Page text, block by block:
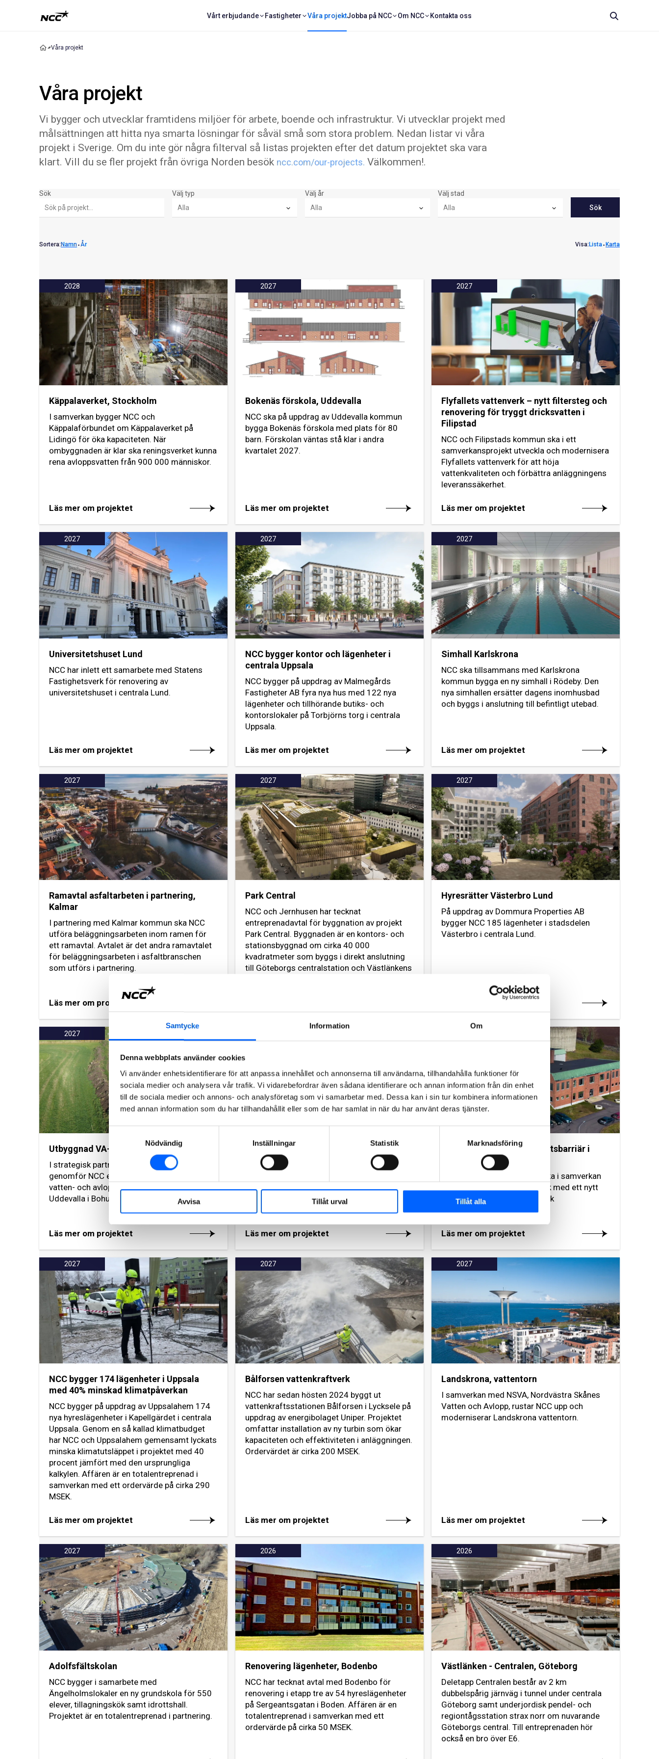
Samtycke Information Om
Denna webbplats använder cookies
Vi använder enhetsidentifierare för att anpassa innehållet och annonserna till användarna, tillhandahålla funktioner för
sociala medier och analysera vår trafik. Vi vidarebefordrar även sådana identifierare och annan information från din enhet
till de sociala medier och annons- och analysföretag som vi samarbetar med. Dessa kan i sin tur kombinera informationen
med annan information som du har tillhandahållit eller som de har samlat in när du har använt deras tjänster.
Samtyckesval
Nödvändig
Inställningar Statistik Marknadsföring
Avvisa Tillåt urval Tillåt alla
Vårt erbjudande Fastigheter Våra projektJobba på NCC Om NCC Kontakta oss
Våra projekt
Våra projekt
Vi bygger och utvecklar framtidens miljöer för arbete, boende och infrastruktur. Vi utvecklar projekt med
målsättningen att hitta nya smarta lösningar för såväl små som stora problem. Nedan listar vi våra
projekt i Sverige. Om du inte gör några filterval så listas projekten efter det datum projektet ska vara
klart. Vill du se fler projekt från övriga Norden besök ncc.com/our-projects. Välkommen!.
Sök & Filter
Sök Välj typ Välj år
Välj stad
Sök
Sortera: Namn⬩År Visa: Lista⬩ Karta
2028
Käppalaverket, Stockholm
I samverkan bygger NCC och
Käppalaförbundet om Käppalaverket på
Lidingö för öka kapaciteten. När
ombyggnaden är klar ska reningsverket kunna
rena avloppsvatten från 900 000 människor.
Läs mer om projektet
2027
Bokenäs förskola, Uddevalla
NCC ska på uppdrag av Uddevalla kommun
bygga Bokenäs förskola med plats för 80
barn. Förskolan väntas stå klar i andra
kvartalet 2027.
Läs mer om projektet
2027
Flyfallets vattenverk – nytt filtersteg och
renovering för tryggt dricksvatten i
Filipstad
NCC och Filipstads kommun ska i ett
samverkansprojekt utveckla och modernisera
Flyfallets vattenverk för att höja
vattenkvaliteten och förbättra anläggningens
leveranssäkerhet.
Läs mer om projektet
2027
Universitetshuset Lund
NCC har inlett ett samarbete med Statens
Fastighetsverk för renovering av
universitetshuset i centrala Lund.
Läs mer om projektet
2027
NCC bygger kontor och lägenheter i
centrala Uppsala
NCC bygger på uppdrag av Malmegårds
Fastigheter AB fyra nya hus med 122 nya
lägenheter och tillhörande butiks- och
kontorslokaler på Torbjörns torg i centrala
Uppsala.
Läs mer om projektet
2027
Simhall Karlskrona
NCC ska tillsammans med Karlskrona
kommun bygga en ny simhall i Rödeby. Den
nya simhallen ersätter dagens inomhusbad
och byggs i anslutning till befintligt utebad.
Läs mer om projektet
2027
Ramavtal asfaltarbeten i partnering,
Kalmar
I partnering med Kalmar kommun ska NCC
utföra beläggningsarbeten inom ramen för
ett ramavtal. Avtalet är det andra ramavtalet
för beläggningsarbeten i asfaltbranschen
som utförs i partnering.
Läs mer om projektet
2027
Park Central
NCC och Jernhusen har tecknat
entreprenadavtal för byggnation av projekt
Park Central. Byggnaden är en kontors- och
stationsbyggnad om cirka 40 000
kvadratmeter som byggs i direkt anslutning
till Göteborgs centralstation och Västlänkens
2027
Hyresrätter Västerbro Lund
På uppdrag av Dommura Properties AB
bygger NCC 185 lägenheter i stadsdelen
Västerbro i centrala Lund.
Läs mer om projektet
2027
Utbyggnad VA-system, Lanestranden
I strategisk partnering med Västvatten
genomför NCC en utbyggnad av kommunala
vatten- och avloppsledningar utanför
Uddevalla i Bohuslän.
Läs mer om projektet
Kemihuset Chalmers
NCC ska i samverkan med
Chalmers tekniska högskola i Göteborg för
att möta dagens tekniska krav. Arbetet
beräknas vara färdig andra kvartalet 2027.
Läs mer om projektet
Ny mikrobiologisk säkerhetsbarriär i
samverkan
NCC och Skaraborgsvatten ska i samverkan
bygga ut Borgunda vattenverk med ett nytt
reningssteg, en mikrobiologisk
Läs mer om projektet
2027
NCC bygger 174 lägenheter i Uppsala
med 40% minskad klimatpåverkan
NCC bygger på uppdrag av Uppsalahem 174
nya hyreslägenheter i Kapellgärdet i centrala
Uppsala. Genom en så kallad klimatbudget
har NCC och Uppsalahem gemensamt lyckats
minska klimatutsläppet i projektet med 40
procent jämfört med den ursprungliga
kalkylen. Affären är en totalentreprenad i
samverkan med ett ordervärde på cirka 290
MSEK.
Läs mer om projektet
2027
Bålforsen vattenkraftverk
NCC har sedan hösten 2024 byggt ut
vattenkraftsstationen Bålforsen i Lycksele på
uppdrag av energibolaget Uniper. Projektet
omfattar installation av ny turbin som ökar
kapaciteten och effektiviteten i anläggningen.
Ordervärdet är cirka 200 MSEK.
Läs mer om projektet
2027
Landskrona, vattentorn
I samverkan med NSVA, Nordvästra Skånes
Vatten och Avlopp, rustar NCC upp och
moderniserar Landskrona vattentorn.
Läs mer om projektet
2027
Adolfsfältskolan
NCC bygger i samarbete med
Ängelholmslokaler en ny grundskola för 550
elever, tillagningskök samt idrottshall.
Projektet är en totalentreprenad i partnering.
2026
Renovering lägenheter, Bodenbo
NCC har tecknat avtal med Bodenbo för
renovering i etapp tre av 54 hyreslägenheter
på Sergeantsgatan i Boden. Affären är en
totalentreprenad i samverkan med ett
ordervärde på cirka 50 MSEK.
2026
Västlänken - Centralen, Göteborg
Deletapp Centralen består av 2 km
dubbelspårig järnväg i tunnel under centrala
Göteborg samt underjordisk pendel- och
regiontågsstation strax norr om nuvarande
Göteborgs central. Till entreprenaden hör
också en bro över E6.